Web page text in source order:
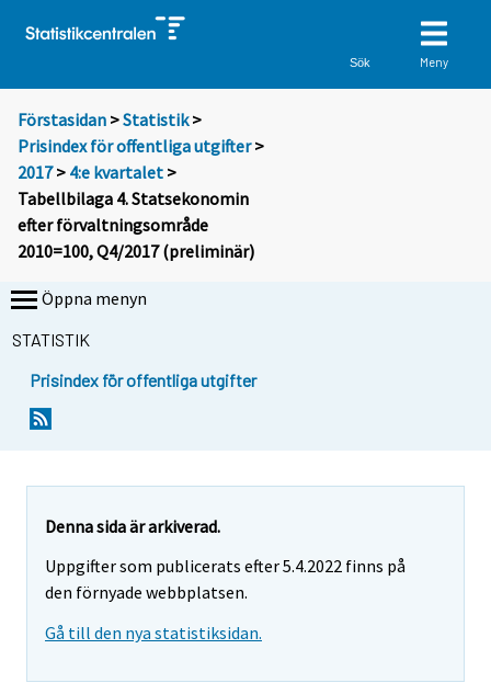
Sök Meny
Förstasidan >Statistik >
Prisindex för offentliga utgifter>
2017> 4:e kvartalet >
Tabellbilaga 4. Statsekonomin
efter förvaltningsområde
2010=100, Q4/2017 (preliminär)
Öppna menyn
STATISTIK
Prisindex för offentliga utgifter
Denna sida är arkiverad.
Uppgifter som publicerats efter 5.4.2022 finns på
den förnyade webbplatsen.
Gå till den nya statistiksidan.